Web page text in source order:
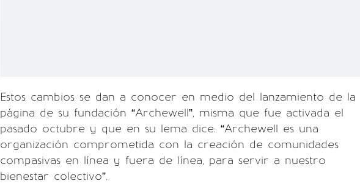
Estos cambios se dan a conocer en medio del lanzamiento de la
página de su fundación “Archewell”, misma que fue activada el
pasado octubre y que en su lema dice: “Archewell es una
organización comprometida con la creación de comunidades
compasivas en línea y fuera de línea, para servir a nuestro
bienestar colectivo”.